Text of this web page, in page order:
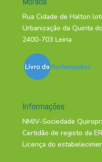
Rua Cidade de Halton
Urbanização da Quinta
2400-703 Leiria
Informações:
NMJV-Sociedade
Certidão de registo da
Licença do